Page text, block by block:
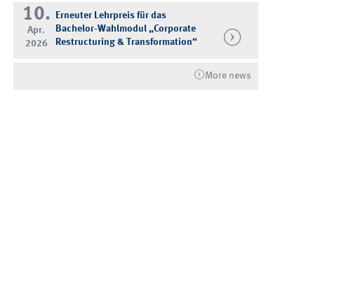
10.
Apr.
2026
Erneuter Lehrpreis für das
Bachelor-Wahlmodul „Corporate
Restructuring & Transformation“
More news